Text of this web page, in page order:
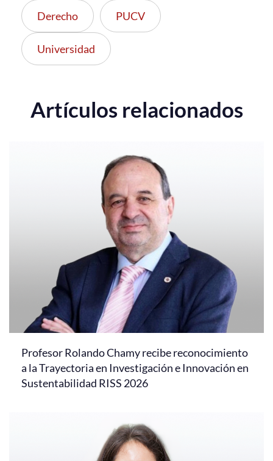
Derecho PUCV
Universidad
Artículos relacionados
Profesor Rolando Chamy recibe reconocimiento
a la Trayectoria en Investigación e Innovación en
Sustentabilidad RISS 2026